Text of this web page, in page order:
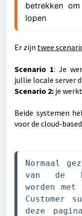
betrekken
lopen
Er zijn twee
Scenario 1: Je
jullie locale server
Scenario 2: je
Beide systemen
voor de cloud-
Normaal
van de
worden
Customer
deze